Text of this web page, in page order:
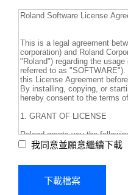
我同意並願意繼續下載